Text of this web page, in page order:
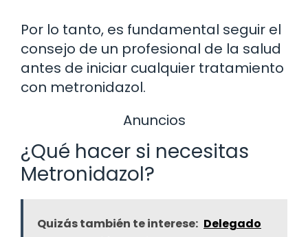
Por lo tanto, es fundamental seguir el
consejo de un profesional de la salud
antes de iniciar cualquier tratamiento
con metronidazol.
Anuncios
¿Qué hacer si necesitas
Metronidazol?
Quizás también te interese: Delegado